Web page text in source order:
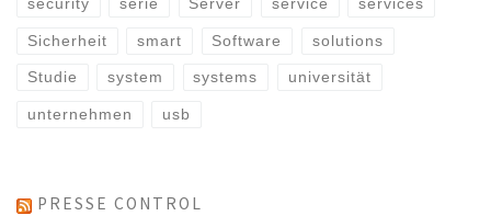
security serie Server service services
Sicherheit smart Software solutions
Studie system systems universität
unternehmen usb
PRESSE CONTROL